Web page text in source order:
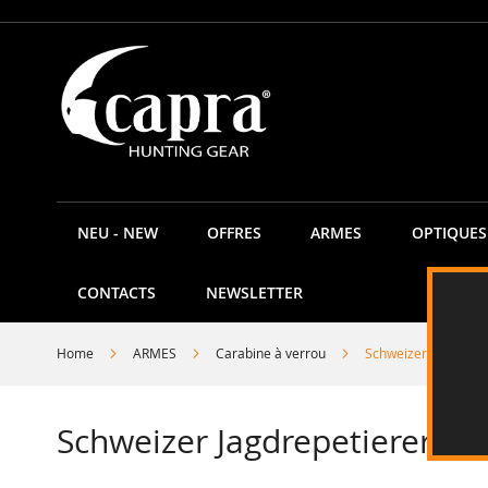
Allez
contenu
NEU - NEW OFFRES ARMES OPTIQUES
CONTACTS NEWSLETTER
Home ARMES Carabine à verrou Schweizer
Schweizer Jagdrepetierer